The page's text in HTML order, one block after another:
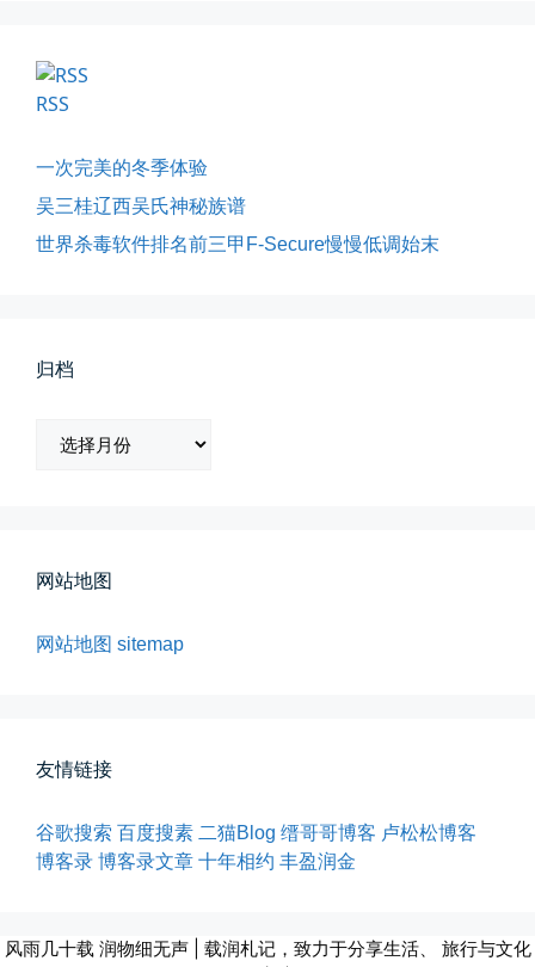
影子是我的情人
我的影子是我的情人，心是仇敌—...
所有的等待，都是不期而遇
RSS
一次完美的冬季体验
吴三桂辽西吴氏神秘族谱
世界杀毒软件排名前三甲F-Secure慢慢低调始末
归档
网站地图
网站地图 sitemap
友情链接
谷歌搜索 百度搜素 二猫Blog 缙哥哥博客 卢松松博客
博客录 博客录文章 十年相约 丰盈润金
风雨几十载 润物细无声 | 载润札记，致力于分享生活、 旅行与文化